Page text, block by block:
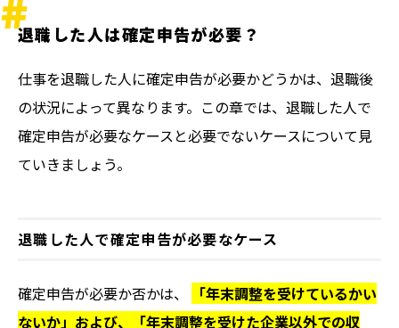
退職した人は確定申告が必要？
仕事を退職した人に確定申告が必要かどうかは、退職後
の状況によって異なります。この章では、退職した人で
確定申告が必要なケースと必要でないケースについて見
ていきましょう。
退職した人で確定申告が必要なケース
確定申告が必要か否かは、
「年末調整を受けているかい
ないか」および、「年末調整を受けた企業以外での収